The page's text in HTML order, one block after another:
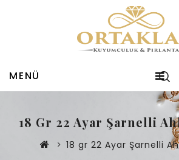
MENÜ
18 Gr 22 Ayar Şarnelli
18 gr 22 Ayar Şarnelli